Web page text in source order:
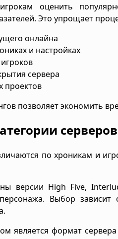
оценить
Это упрощает
онлайна
и настройках
сервера
проектов
позволяет экономить
серверов
по хроникам и
версии High Five,
Выбор
является формат